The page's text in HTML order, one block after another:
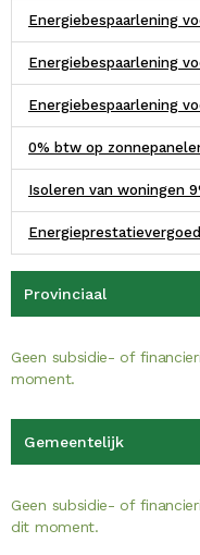
Energiebespaarlening
Energiebespaarlening
Energiebespaarlening
0% btw op
Isoleren van woningen
Provinciaal
Geen subsidie- of
moment.
Gemeentelijk
Geen subsidie- of
dit moment.